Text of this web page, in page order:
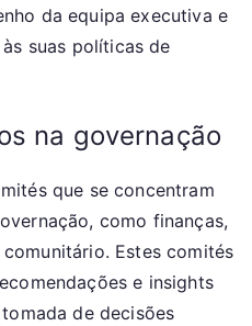
da equipa executiva e
suas políticas de
na governação
que se concentram
como finanças,
Estes comités
e insights
de decisões